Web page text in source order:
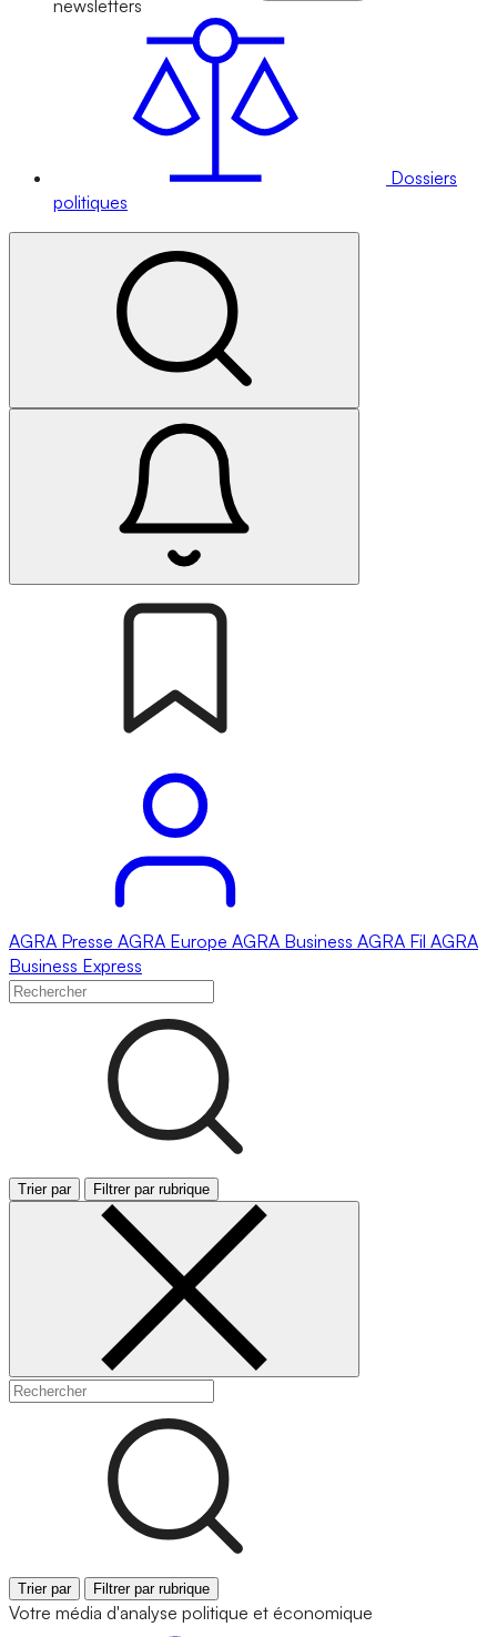
newsletters
Dossiers
politiques
AGRA Presse AGRA Europe AGRA Business AGRA Fil AGRA
Business Express
Trier par Filtrer par rubrique
Trier par Filtrer par rubrique
Votre média d'analyse politique et économique